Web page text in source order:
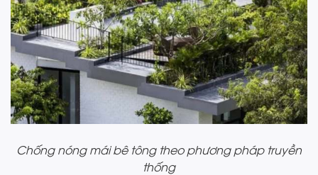
Chống nóng mái bê tông theo phương pháp truyền
thống